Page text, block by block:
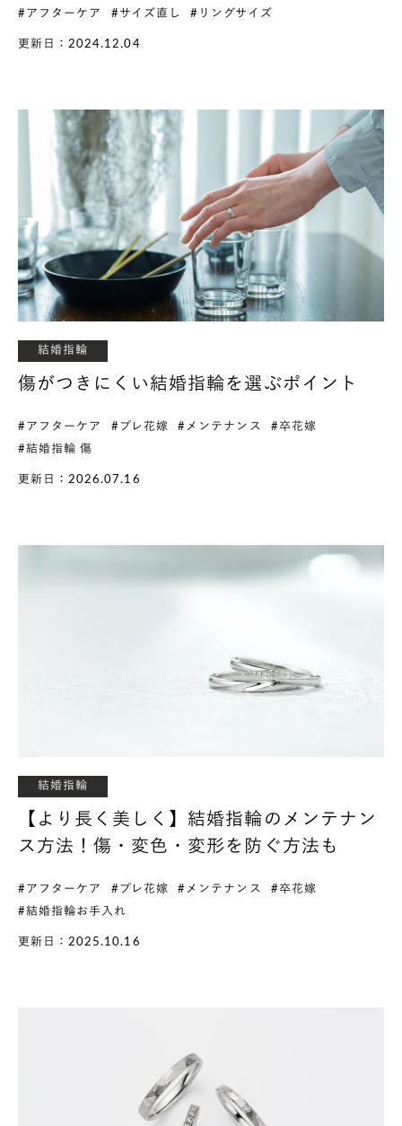
#アフターケア #サイズ直し #リングサイズ
更新日：2024.12.04
結婚指輪
傷がつきにくい結婚指輪を選ぶポイント
#アフターケア #プレ花嫁 #メンテナンス
#卒花嫁
#結婚指輪 傷
更新日：2026.07.16
結婚指輪
【より長く美しく】結婚指輪のメンテナン
ス方法！傷・変色・変形を防ぐ方法も
#アフターケア #プレ花嫁 #メンテナンス
#卒花嫁
#結婚指輪お手入れ
更新日：2025.10.16